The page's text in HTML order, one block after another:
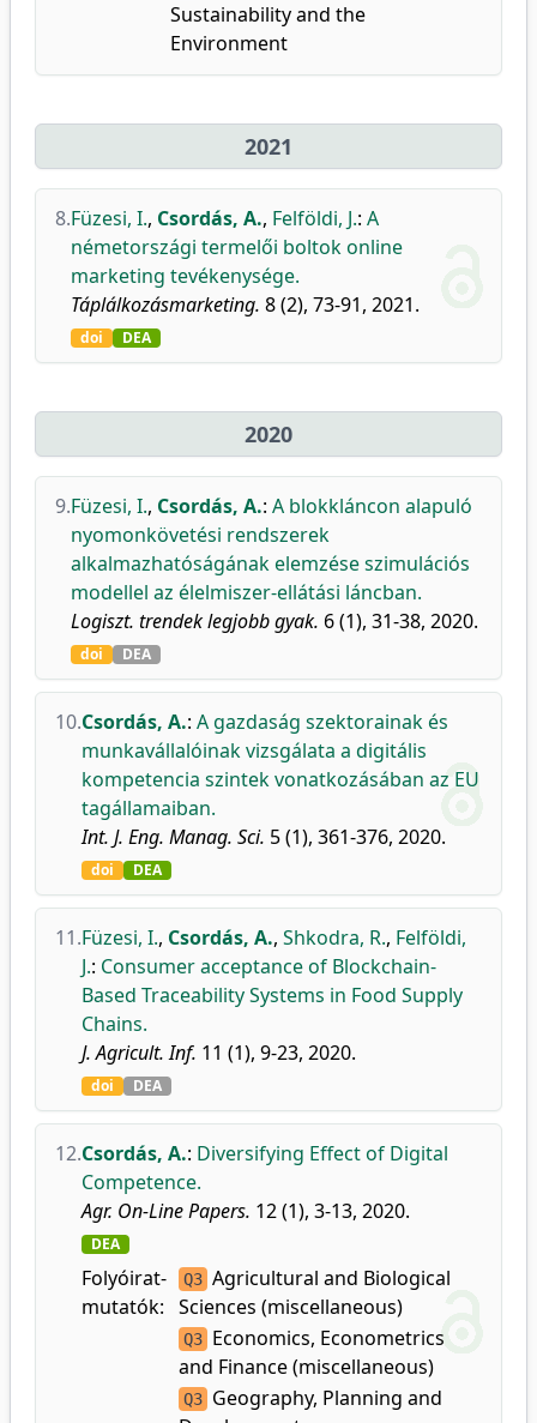
Sustainability and the
Environment
2021
8.Füzesi, I., Csordás, A., Felföldi, J.: A
németországi termelői boltok online
marketing tevékenysége.
Táplálkozásmarketing. 8 (2), 73-91, 2021.
doi DEA
2020
9.Füzesi, I., Csordás, A.: A blokkláncon alapuló
nyomonkövetési rendszerek
alkalmazhatóságának elemzése szimulációs
modellel az élelmiszer-ellátási láncban.
Logiszt. trendek legjobb gyak. 6 (1), 31-38, 2020.
doi DEA
10.Csordás, A.: A gazdaság szektorainak és
munkavállalóinak vizsgálata a digitális
kompetencia szintek vonatkozásában az EU
tagállamaiban.
Int. J. Eng. Manag. Sci. 5 (1), 361-376, 2020.
doi DEA
11.Füzesi, I., Csordás, A., Shkodra, R., Felföldi,
J.: Consumer acceptance of Blockchain-
Based Traceability Systems in Food Supply
Chains.
J. Agricult. Inf. 11 (1), 9-23, 2020.
doi DEA
12.Csordás, A.: Diversifying Effect of Digital
Competence.
Agr. On-Line Papers. 12 (1), 3-13, 2020.
DEA
Folyóirat-
mutatók:
Q3 Agricultural and Biological
Sciences (miscellaneous)
Q3 Economics, Econometrics
and Finance (miscellaneous)
Q3 Geography, Planning and